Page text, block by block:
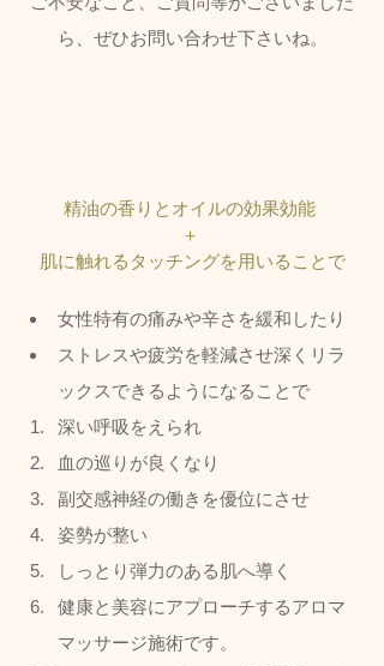
ら、ぜひお問い合わせ下さいね。
精油の香りとオイルの効果効能
＋
肌に触れるタッチングを用いることで
女性特有の痛みや辛さを緩和したり
ストレスや疲労を軽減させ深くリラ
ックスできるようになることで
深い呼吸をえられ
血の巡りが良くなり
副交感神経の働きを優位にさせ
姿勢が整い
しっとり弾力のある肌へ導く
健康と美容にアプローチするアロマ
マッサージ施術です。